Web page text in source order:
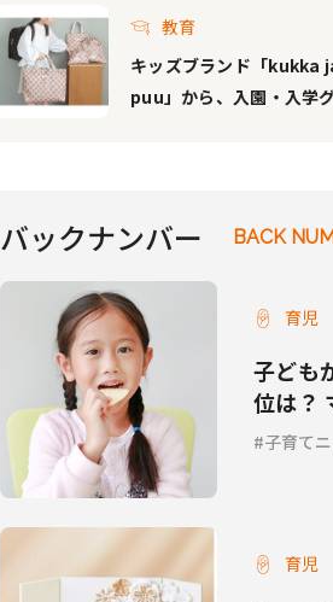
教育
キッズブランド「kukka
puu」から、入園・入学
バックナンバー BACK
育児
子ども
位は？
子育て
育児